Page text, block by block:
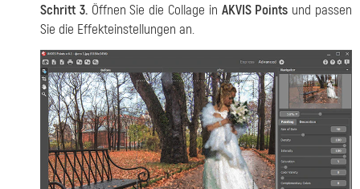
Schritt 3.Öffnen Sie die Collage in AKVIS Points und passen
Sie die Effekteinstellungen an.